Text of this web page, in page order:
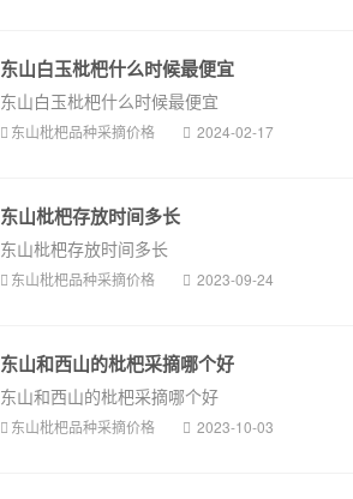
东山白玉枇杷什么时候最便宜
东山白玉枇杷什么时候最便宜
东山枇杷品种采摘价格 2024-02-17
东山枇杷存放时间多长
东山枇杷存放时间多长
东山枇杷品种采摘价格 2023-09-24
东山和西山的枇杷采摘哪个好
东山和西山的枇杷采摘哪个好
东山枇杷品种采摘价格 2023-10-03